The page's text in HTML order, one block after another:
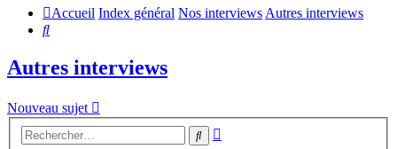
Accueil Index général Nos interviewsAutres interviews
Rechercher
Autres interviews
Nouveau sujet
Rechercher